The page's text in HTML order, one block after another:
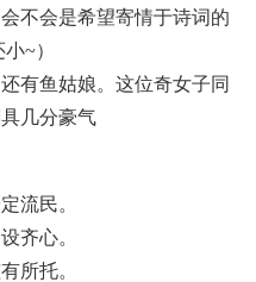
不会是希望寄情于诗词的
~）
有鱼姑娘。这位奇女子同
几分豪气
流民。
齐心。
所托。